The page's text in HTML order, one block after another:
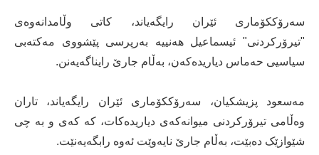
سەرۆککۆماری ئێران رایگەیاند، کاتی وڵامدانەوەی
"تیرۆرکردنی" ئیسماعیل هەنییە بەرپرسی پێشووی مەکتەبی
سیاسیی حەماس دیاریدەکەن، بەڵام جارێ رایناگەیەنن.
مەسعود پزیشکیان، سەرۆککۆماری ئێران رایگەیاند، تاران
وەڵامی تیرۆرکردنی میوانەکەی دیاریدەکات، کە کەی و بە چی
شێوازێک دەبێت، بەڵام جارێ نایەوێت ئەوە رابگەیەنێت.